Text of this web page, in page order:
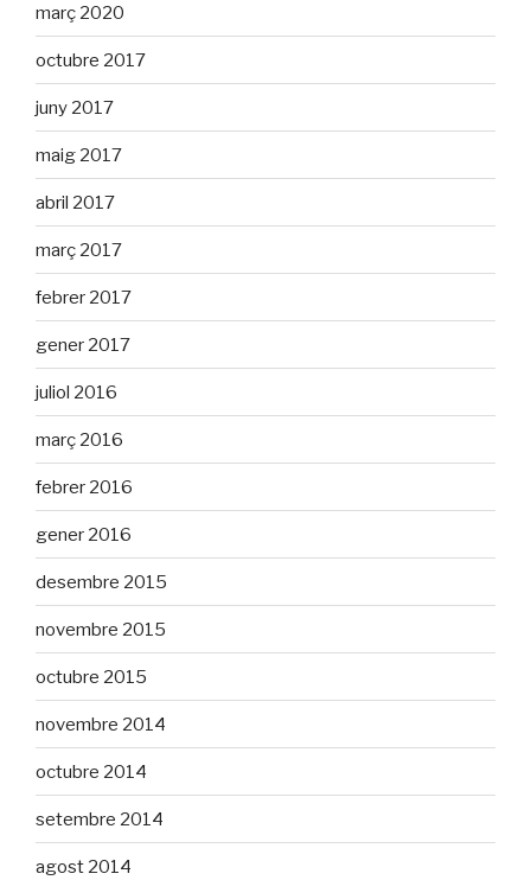
març 2020
octubre 2017
juny 2017
maig 2017
abril 2017
març 2017
febrer 2017
gener 2017
juliol 2016
març 2016
febrer 2016
gener 2016
desembre 2015
novembre 2015
octubre 2015
novembre 2014
octubre 2014
setembre 2014
agost 2014